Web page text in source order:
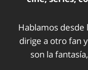
Hablamos desde
dirige a otro fan
son la